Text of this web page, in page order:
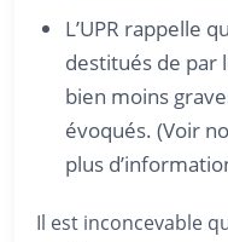
L’UPR rappelle
destitués de par
bien moins
évoqués. (Voir
plus
Il est inconcevable